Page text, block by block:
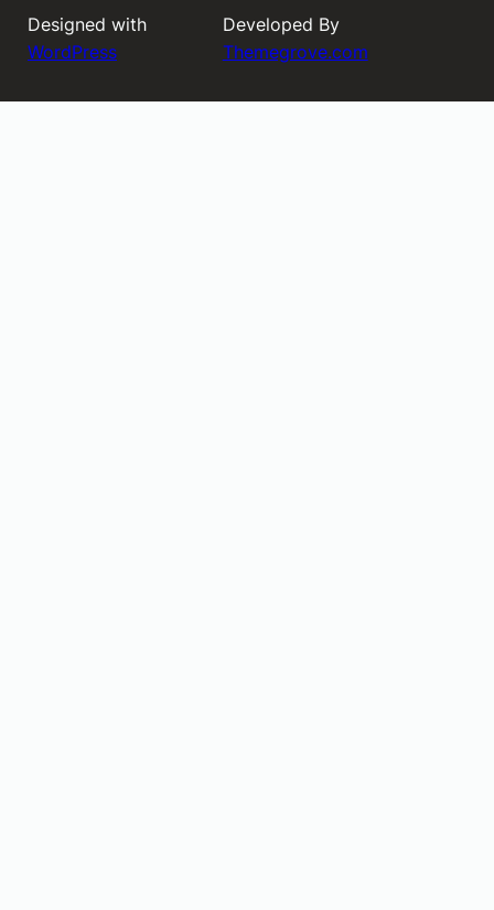
Designed with
WordPress
Developed By
Themegrove.com